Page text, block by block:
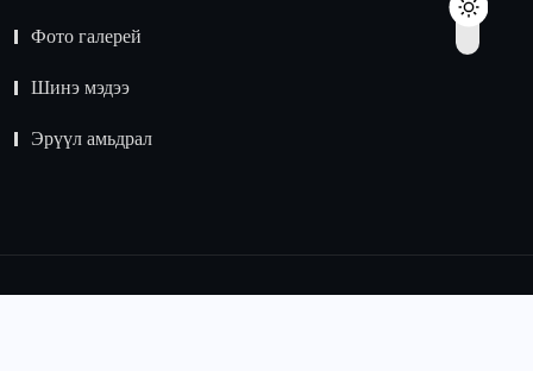
Фото галерей
Шинэ мэдээ
Эрүүл амьдрал